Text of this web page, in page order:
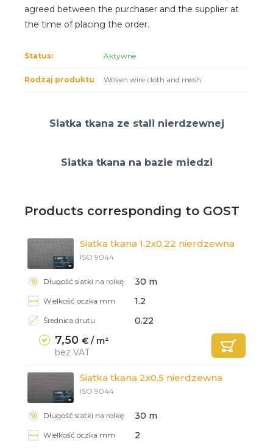
agreed between the purchaser and the supplier at
the time of placing the order.
Status: Aktywne
Rodzaj produktu Woven wire cloth and mesh
Siatka tkana ze stali nierdzewnej
Siatka tkana na bazie miedzi
Products corresponding to GOST
Siatka tkana 1,2x0,22 nierdzewna
ISO 9044
Długość siatki na rolkę 30 m
Wielkość oczka mm 1.2
Średnica drutu 0.22
7,50 € / m²
bez VAT
Siatka tkana 2x0,5 nierdzewna
ISO 9044
Długość siatki na rolkę 30 m
Wielkość oczka mm 2